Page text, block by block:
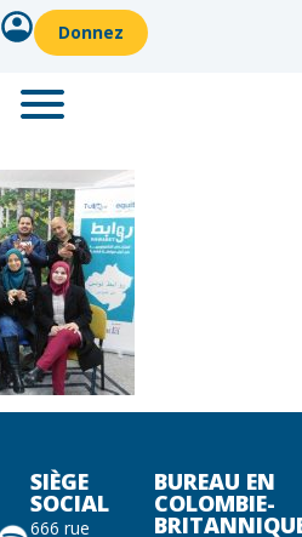
Donnez
SIÈGE
SOCIAL
666 rue
BUREAU EN
COLOMBIE-